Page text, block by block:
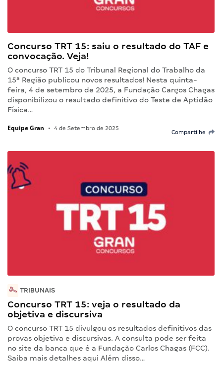
Concurso TRT 15: saiu o resultado do TAF e
convocação. Veja!
O concurso TRT 15 do Tribunal Regional do Trabalho da
15ª Região publicou novos resultados! Nesta quinta-
feira, 4 de setembro de 2025, a Fundação Cargos Chagas
disponibilizou o resultado definitivo do Teste de Aptidão
Física…
Equipe Gran • 4 de Setembro de 2025
Compartilhe
TRIBUNAIS
Concurso TRT 15: veja o resultado da
objetiva e discursiva
O concurso TRT 15 divulgou os resultados definitivos das
provas objetiva e discursivas. A consulta pode ser feita
no site da banca que é a Fundação Carlos Chagas (FCC).
Saiba mais detalhes aqui Além disso…